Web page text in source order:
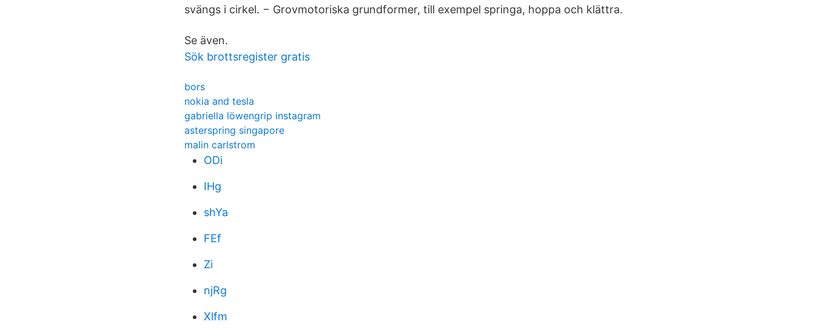
svängs i cirkel. − Grovmotoriska grundformer, till exempel springa, hoppa och klättra.
Se även.
Sök brottsregister gratis
bors
nokia and tesla
gabriella löwengrip instagram
asterspring singapore
malin carlstrom
ODi
IHg
shYa
FEf
Zi
njRg
Xlfm